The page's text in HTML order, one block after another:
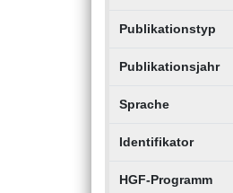
Publikationstyp
Publikationsjahr
Sprache
Identifikator
HGF-Programm